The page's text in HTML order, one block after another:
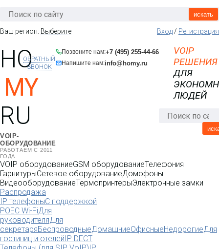
искать
Ваш регион: Выберите Вход/ Регистрация
HO
MY
RU
VOIP-
ОБОРУДОВАНИЕ
РАБОТАЕМ С 2011
ГОДА
Позвоните нам:+7 (495) 255-44-66
Напишите нам:info@homy.ru
ОБРАТНЫЙ
ЗВОНОК
VOIP
РЕШЕНИЯ
ДЛЯ
ЛЮДЕЙ
VOIP оборудованиеGSM оборудованиеТелефония
ГарнитурыСетевое оборудованиеДомофоны
ВидеооборудованиеТермопринтерыЭлектронные замки
Распродажа
IP телефоныС поддержкой
POEC Wi-FiДля
руководителяДля
секретаряБеспроводныеДомашниеОфисныеНедорогиеДля
гостиниц и отелейIP DECT